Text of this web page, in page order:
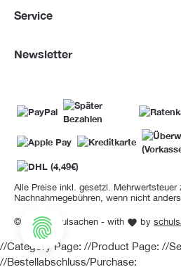
Service
Newsletter
© 2026 Schulsachen - with by
Alle Preise inkl. gesetzl. Mehrwertsteuer
Nachnahmegebühren, wenn nicht
//Category Page: //Product Page: //
//Bestellabschluss/Purchase: